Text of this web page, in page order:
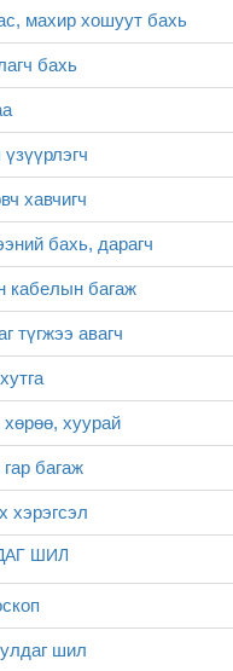
махир хошуут бахь
бахь
хавчигч
бахь, дарагч
кабелын багаж
түгжээ авагч
хуурай
багаж
хэрэгсэл
ШИЛ
шил